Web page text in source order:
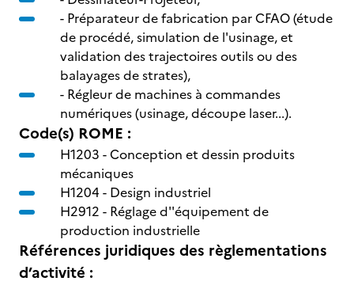
- Préparateur de fabrication par CFAO (étude
de procédé, simulation de l'usinage, et
validation des trajectoires outils ou des
balayages de strates),
- Régleur de machines à commandes
numériques (usinage, découpe laser...).
Code(s) ROME :
H1203 -Conception et dessin produits
mécaniques
H1204 - Design industriel
H2912 - Réglage d''équipement de
production industrielle
Références juridiques des règlementations
d’activité :